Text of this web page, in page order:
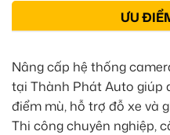
ƯU
Nâng cấp hệ thống
tại Thành Phát Auto giúp
điểm mù, hỗ trợ đỗ xe và
Thi công chuyên nghiệp,